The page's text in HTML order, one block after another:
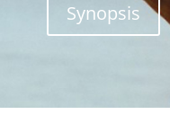
Synopsis